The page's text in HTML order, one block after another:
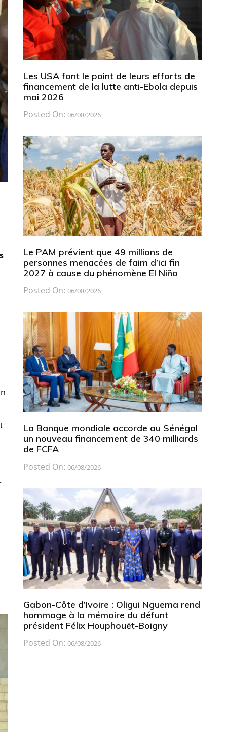
Les USA font le point de leurs efforts de
financement de la lutte anti-Ebola depuis
mai 2026
Posted On: 06/08/2026
Le PAM prévient que 49 millions de
personnes menacées de faim d’ici fin
2027 à cause du phénomène El Niño
Posted On: 06/08/2026
La Banque mondiale accorde au Sénégal
un nouveau financement de 340 milliards
de FCFA
Posted On: 06/08/2026
Gabon-Côte d’Ivoire : Oligui Nguema rend
hommage à la mémoire du défunt
président Félix Houphouët-Boigny
Posted On: 06/08/2026